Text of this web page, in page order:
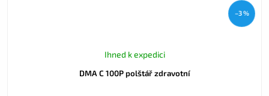
–3 %
DMA C 100P polštář zdravotní
Ihned k expedici